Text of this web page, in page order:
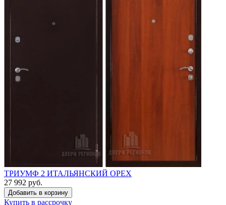
ТРИУМФ 2 ИТАЛЬЯНСКИЙ ОРЕХ
27 992 руб.
Купить в рассрочку